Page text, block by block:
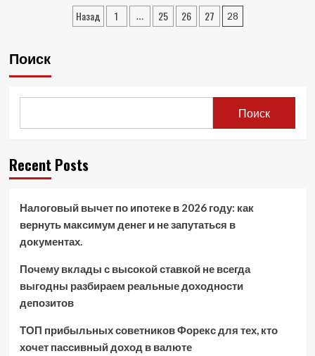
Карты
какого
Пагинация
Назад 1 … 25 26 27 28
Поиск
Поиск
Recent Posts
Налоговый вычет по ипотеке в 2026 году: как
вернуть максимум денег и не запутаться в
документах.
Почему вклады с высокой ставкой не всегда
выгодны разбираем реальные доходности
депозитов
ТОП прибыльных советников Форекс для тех, кто
хочет пассивный доход в валюте